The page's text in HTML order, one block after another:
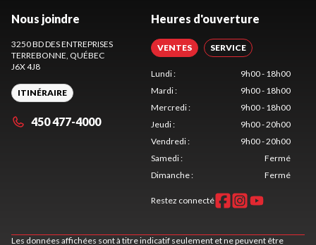
Nous joindre
3250 BD DES ENTREPRISES
TERREBONNE , QUÉBEC
J6X 4J8
ITINÉRAIRE
450 477-4000
Heures d'ouverture
VENTES SERVICE
Lundi:
9h00 - 18h00
Mardi:
9h00 - 18h00
Mercredi:
9h00 - 18h00
Jeudi:
9h00 - 20h00
Vendredi:
9h00 - 20h00
Samedi:
Fermé
Dimanche: Fermé
Restez connecté
Les données affichées sont à titre indicatif seulement et ne peuvent être